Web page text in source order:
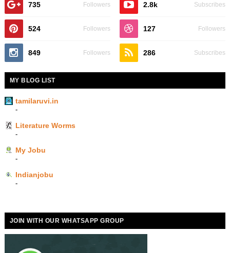
735 Followers 2.8k Subscribes
524 Followers 127 Followers
849 Followers 286 Subscribes
MY BLOG LIST
tamilaruvi.in
-
Literature Worms
-
My Jobu
-
Indianjobu
-
JOIN WITH OUR WHATSAPP GROUP